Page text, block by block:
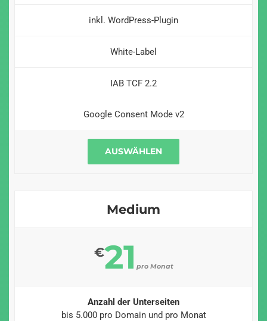
inkl. WordPress-Plugin
White-Label
IAB TCF 2.2
Google Consent Mode v2
AUSWÄHLEN
Medium
€21 pro Monat
Anzahl der Unterseiten
bis 5.000 pro Domain und pro Monat